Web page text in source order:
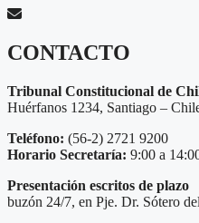
CONTACTO
Tribunal Constitucional de
Huérfanos 1234, Santiago –
Teléfono: (56-2) 2721 9200
Horario Secretaría: 9:00 a
Presentación escritos de plazo
buzón 24/7, en Pje. Dr. Sótero